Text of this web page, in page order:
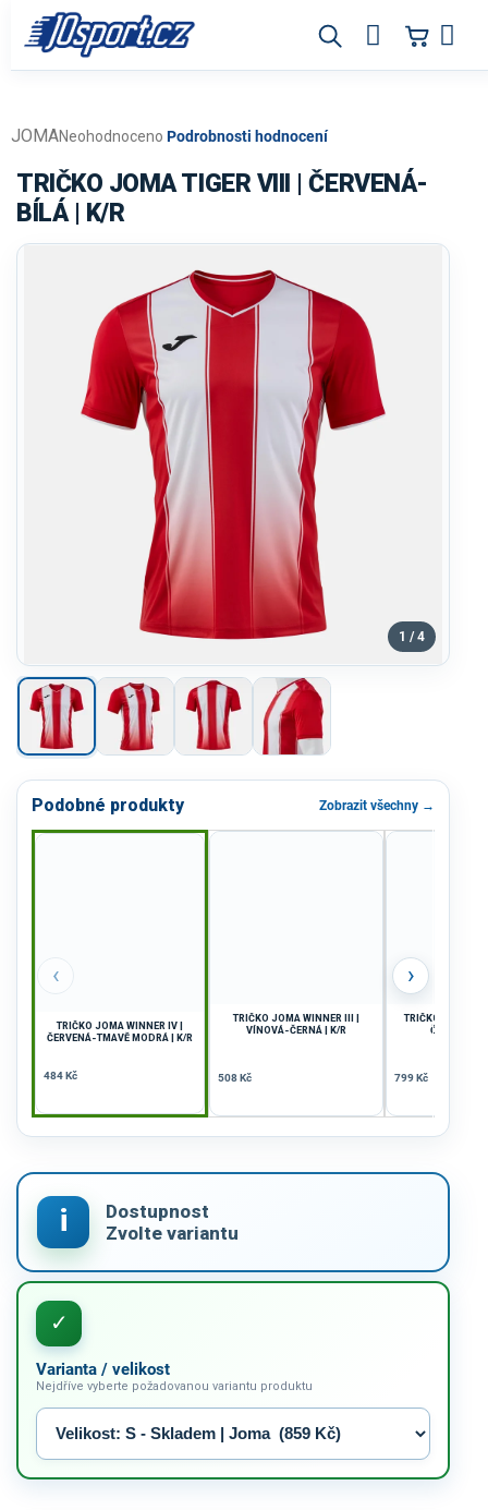
obsah
Průměrné
produktu
je
0,0
Neohodnoceno Podrobnosti hodnocení
JOMA
TRIČKO JOMA TIGER VIII | ČERVENÁ-
BÍLÁ | K/R
1 / 4
Podobné produkty Zobrazit všechny →
‹
TRIČKO JOMA WINNER IV |
ČERVENÁ-TMAVĚ MODRÁ | K/R
484 Kč
TRIČKO JOMA WINNER III |
VÍNOVÁ-ČERNÁ | K/R
508 Kč
TRIČKO JOMA
ČERNÁ-
799 Kč
›
Varianta / velikost
Nejdříve vyberte požadovanou variantu produktu